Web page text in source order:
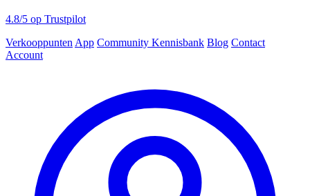
4.8/5 op Trustpilot
Verkooppunten App Community Kennisbank Blog Contact
Account